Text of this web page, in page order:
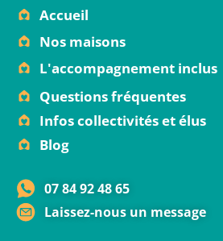
Accueil
Nos maisons
L'accompagnement inclus
Questions fréquentes
Infos collectivités et élus
Blog
07 84 92 48 65
Laissez-nous un message